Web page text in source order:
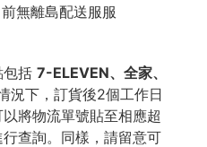
無離島配送服服
包括 7-ELEVEN、全家、
況下，訂貨後2個工作日
將物流單號貼至相應超
查詢。同樣，請留意可